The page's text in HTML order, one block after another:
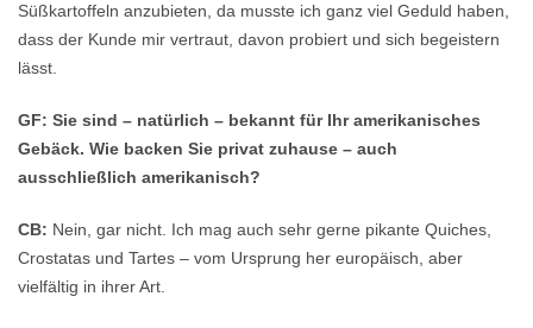
Süßkartoffeln anzubieten, da musste ich ganz viel Geduld haben,
dass der Kunde mir vertraut, davon probiert und sich begeistern
lässt.
GF: Sie sind – natürlich – bekannt für Ihr amerikanisches
Gebäck. Wie backen Sie privat zuhause – auch
ausschließlich amerikanisch?
CB: Nein, gar nicht. Ich mag auch sehr gerne pikante Quiches,
Crostatas und Tartes – vom Ursprung her europäisch, aber
vielfältig in ihrer Art.